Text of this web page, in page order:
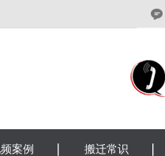
案例 搬迁常识